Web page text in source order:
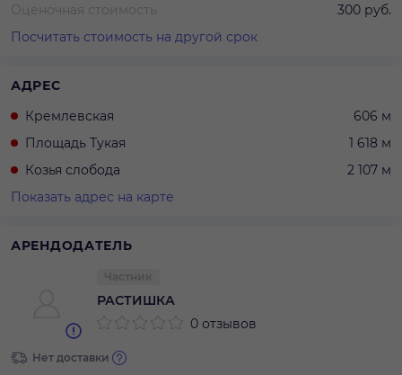
Оценочная стоимость
300 руб.
Посчитать стоимость на другой срок
АДРЕС
Кремлевская
606 м
Площадь Тукая
1 618 м
Козья слобода
2 107 м
Показать адрес на карте
АРЕНДОДАТЕЛЬ
РАСТИШКА
0 отзывов
Нет доставки